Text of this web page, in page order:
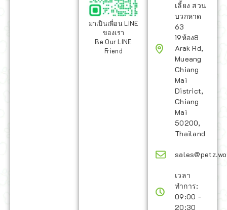
มาเป็นเพื่อน LINE
ของเรา
Be Our LINE
Friend
เลี้ยง สวน
บวกหาด
63
19ห้อง8
Arak Rd,
Mueang
Chiang
Mai
District,
Chiang
Mai
50200,
Thailand
เวลา
ทำการ:
09:00 -
20:30